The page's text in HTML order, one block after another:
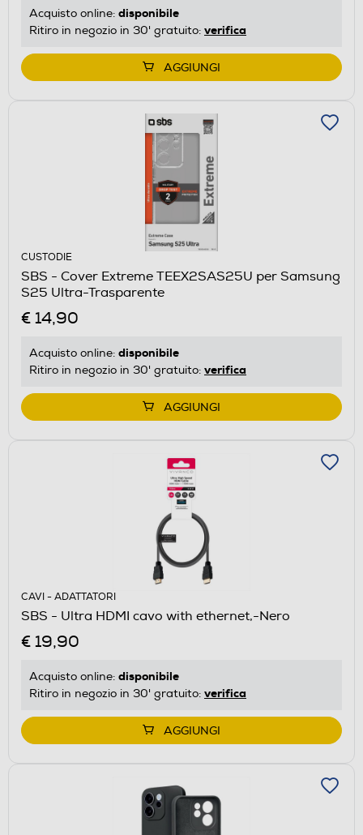
Acquisto online: disponibile
Ritiro in negozio in 30' gratuito: verifica
AGGIUNGI
CUSTODIE
SBS - Cover Extreme TEEX2SAS25U per Samsung
S25 Ultra-Trasparente
€ 14,90
Acquisto online: disponibile
Ritiro in negozio in 30' gratuito: verifica
AGGIUNGI
CAVI - ADATTATORI
SBS - Ultra HDMI cavo with ethernet,-Nero
€ 19,90
Acquisto online: disponibile
Ritiro in negozio in 30' gratuito: verifica
AGGIUNGI